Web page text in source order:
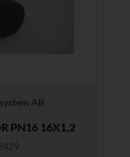
AB
PN16 16X1,2